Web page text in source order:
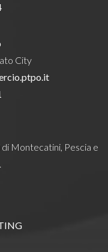
City
Montecatini, Pescia e